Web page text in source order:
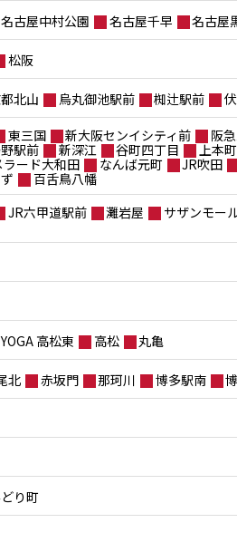
名古屋中村公園 名古屋千早 名古屋
松阪
北山 烏丸御池駅前 椥辻駅前
東三国 新大阪センイシティ前 阪
駅前 新深江 谷町四丁目 上本町
ラード大和田 なんば元町 JR吹田
百舌鳥八幡
JR六甲道駅前 灘岩屋 サザンモー
YOGA 高松東 高松 丸亀
北 赤坂門 那珂川 博多駅南
り町